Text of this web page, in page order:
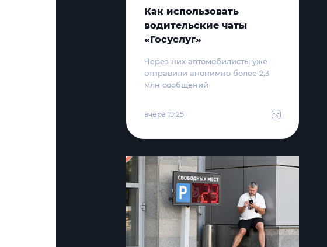
Как использовать
водительские чаты
«Госуслуг»
Через них автомобилисты уже
отправили анонимно более 2,3
млн сообщений
вчера 19:25